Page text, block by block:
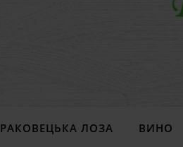
РАКОВЕЦЬКА ЛОЗА ВИНО